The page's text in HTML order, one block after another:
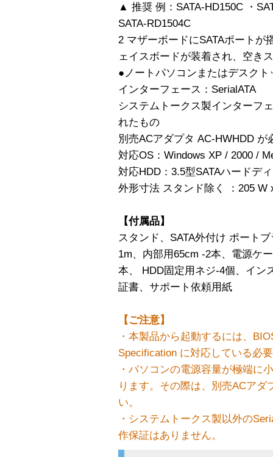
▲ 推奨 例：SATA-HD150C ・
SATA-RD1504C
2 マザーボードにSATAポートが
ェイスボードが装着され、空き
●ノートパソコンまたはデスクト
インターフェース：SerialATA
システムトークス製インターフ
れたもの
別売ACアダプタ AC-HWHDD が
対応OS：Windows XP / 2000 /
対応HDD：3.5型SATAハードデ
外形寸法 スタンド除く ：205 W
【付属品】
スタンド、SATA外付け ポート
1m、内部用65cm -2本、電源ケ
本、 HDD固定用ネジ-4個、イン
証書、サポート依頼用紙
【ご注意】
・本製品から起動するには、
Specification に対応している必
・パソコンの電源容量が極端に
ります。その際は、別売ACア
い。
・システムトークス製以外の
作保証はありません。